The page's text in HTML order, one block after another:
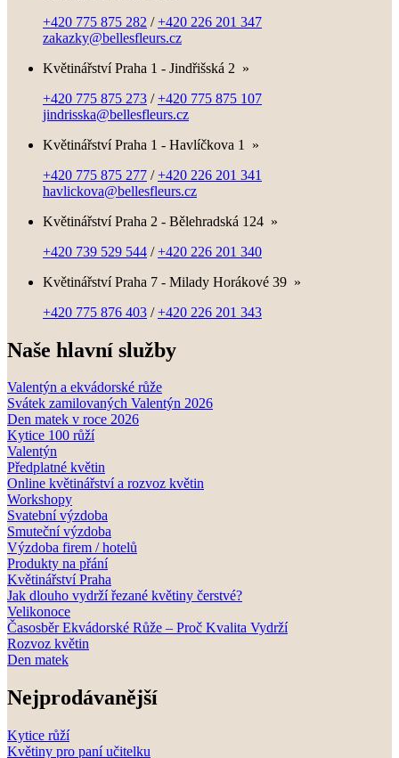
+420 775 875 282 /+420 226 201 347
zakazky@bellesfleurs.cz
Květinářství Praha 1 - Jindřišská 2 »
+420 775 875 273 /+420 775 875 107
jindrisska@bellesfleurs.cz
Květinářství Praha 1 - Havlíčkova 1
»
+420 775 875 277 /+420 226 201 341
havlickova@bellesfleurs.cz
Květinářství Praha 2 - Bělehradská 124 »
+420 739 529 544 /+420 226 201 340
Květinářství Praha 7 - Milady Horákové 39 »
+420 775 876 403 /+420 226 201 343
Naše hlavní služby
Valentýn a ekvádorské růže
Svátek zamilovaných Valentýn 2026
Den matek v roce 2026
Kytice 100 růží
Valentýn
Předplatné květin
Online květinářství a rozvoz květin
Workshopy
Svatební výzdoba
Smuteční výzdoba
Výzdoba firem / hotelů
Produkty na přání
Květinářství Praha
Jak dlouho vydrží řezané květiny čerstvé?
Velikonoce
Časosběr Ekvádorské Růže – Proč Kvalita Vydrží
Rozvoz květin
Den matek
Nejprodávanější
Kytice růží
Květiny pro paní učitelku